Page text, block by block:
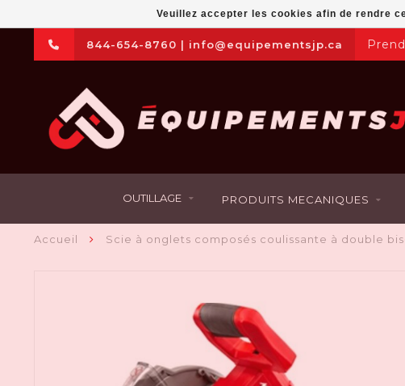
844-654-8760 | info@equipementsjp.ca
OUTILLAGE PRODUITS MECANIQUES
Accueil Scie à onglets composés coulissante à double
Veuillez accepter les cookies afin de rendre